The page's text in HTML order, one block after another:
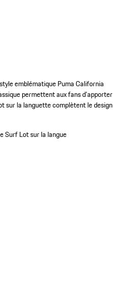
emblématique Puma California
permettent aux fans d'apporter
sur la languette complètent le design
SurfLot sur la langue